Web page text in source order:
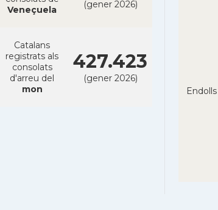
Veneçuela
(gener 2026)
Catalans
registrats als
consolats
d'arreu del
mon
427.423
(gener 2026)
Endolls